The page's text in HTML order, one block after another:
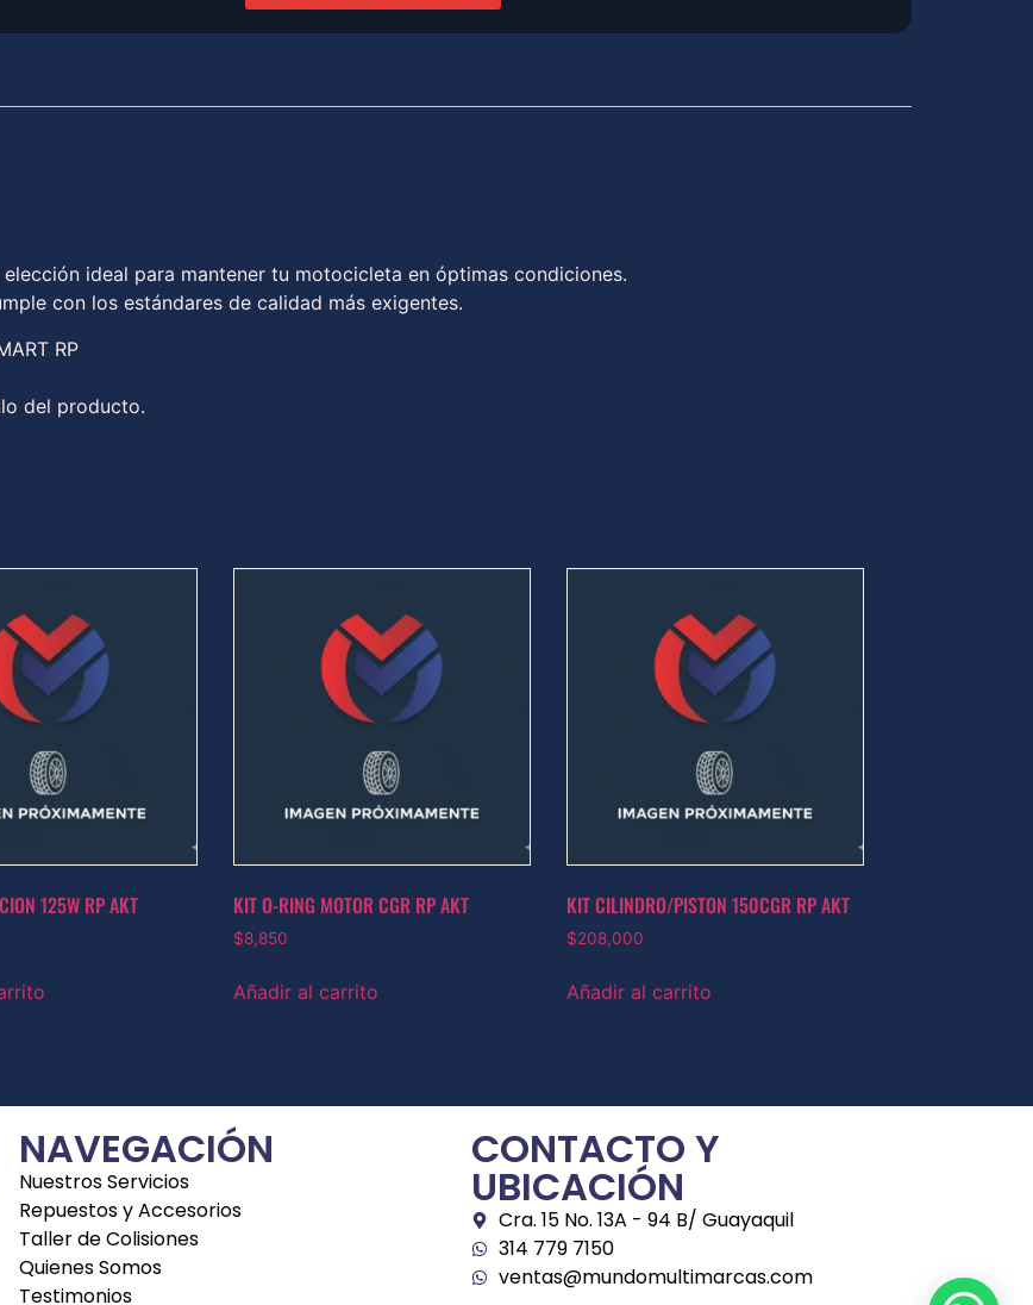
elección ideal para mantener tu motocicleta en óptimas condiciones.
con los estándares de calidad más exigentes.
RP
del producto.
125W RP AKT KIT O-RING MOTOR CGR RP AKT
$8,850
Añadir al carrito
KIT CILINDRO/PISTON 150CGR RP AKT
$208,000
Añadir al carrito
NAVEGACIÓN
Nuestros Servicios
Repuestos y Accesorios
Taller de Colisiones
Quienes Somos
Testimonios
CONTACTO Y
UBICACIÓN
Cra. 15 No. 13A - 94 B/ Guayaquil
314 779 7150
ventas@mundomultimarcas.com